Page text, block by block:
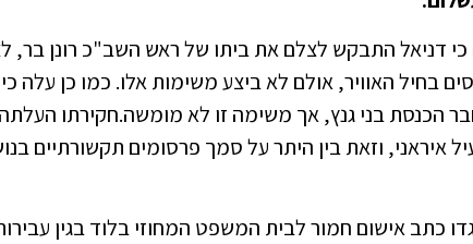
דניאל התבקש לצלם את ביתו של ראש השב"כ רונן בר,
בחיל האוויר, אולם לא ביצע משימות אלו. כמו כן עלה
הכנסת בני גנץ, אך משימה זו לא מומשה.חקירתו העלתה
איראני, וזאת בין היתר על סמך פרסומים תקשורתיים